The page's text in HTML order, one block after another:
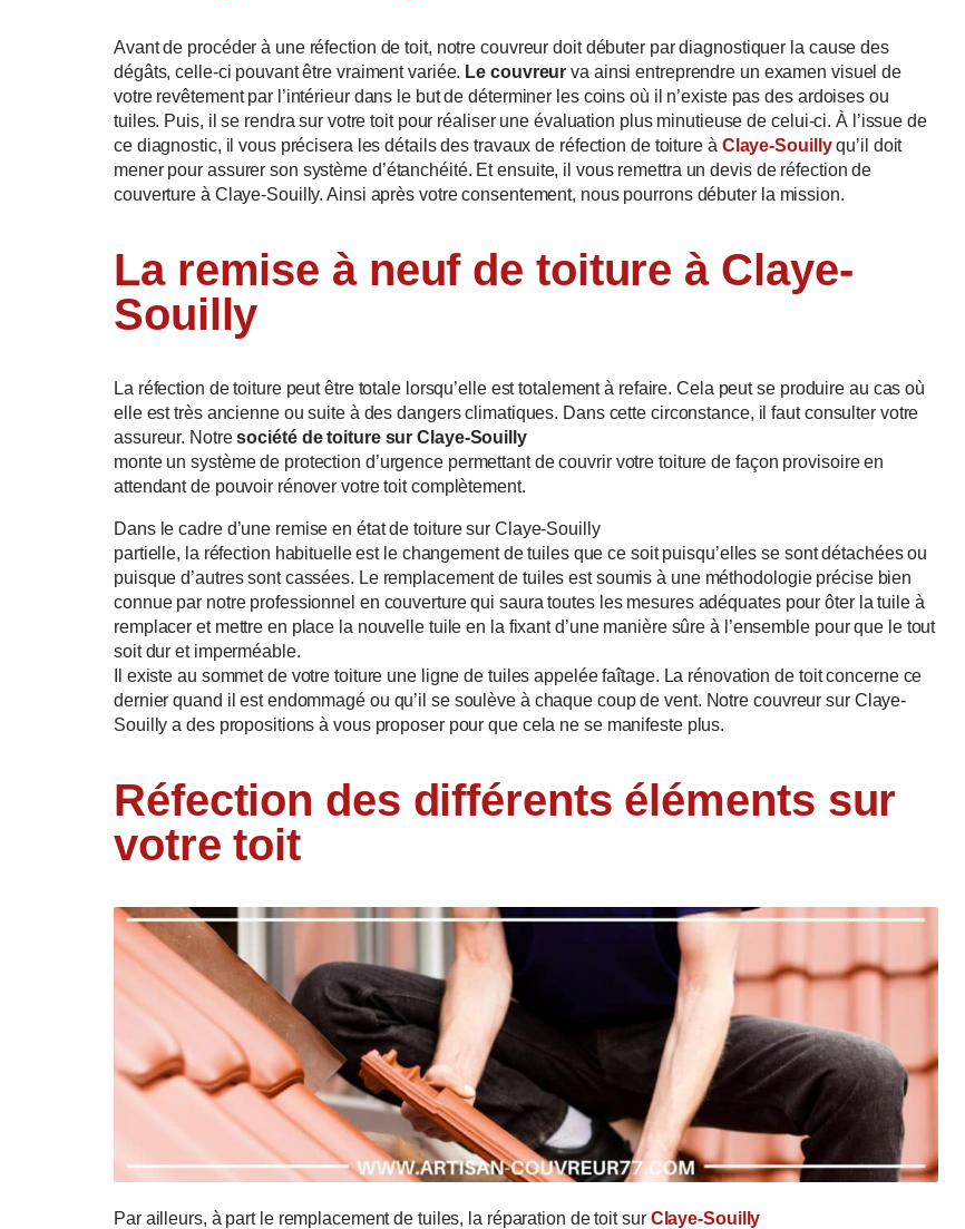
Avant de procéder à une réfection de toit, notre couvreur doit débuter par diagnostiquer la cause des
dégâts, celle-ci pouvant être vraiment variée. Le couvreur va ainsi entreprendre un examen visuel de
votre revêtement par l’intérieur dans le but de déterminer les coins où il n’existe pas des ardoises ou
tuiles. Puis, il se rendra sur votre toit pour réaliser une évaluation plus minutieuse de celui-ci. À l’issue de
ce diagnostic, il vous précisera les détails des travaux de réfection de toiture à Claye-Souillyqu’il doit
mener pour assurer son système d’étanchéité. Et ensuite, il vous remettra un devis de réfection de
couverture à Claye-Souilly. Ainsi après votre consentement, nous pourrons débuter la mission.
La remise à neuf de toiture à Claye-
Souilly
La réfection de toiture peut être totale lorsqu’elle est totalement à refaire. Cela peut se produire au cas où
elle est très ancienne ou suite à des dangers climatiques. Dans cette circonstance, il faut consulter votre
assureur. Notresociété de toiture sur Claye-Souilly
monte un système de protection d’urgence permettant de couvrir votre toiture de façon provisoire en
attendant de pouvoir rénover votre toit complètement.
Dans le cadre d’une remise en état de toiture sur Claye-Souilly
partielle, la réfection habituelle est le changement de tuiles que ce soit puisqu’elles se sont détachées ou
puisque d’autres sont cassées. Le remplacement de tuiles est soumis à une méthodologie précise bien
connue par notre professionnel en couverture qui saura toutes les mesures adéquates pour ôter la tuile à
remplacer et mettre en place la nouvelle tuile en la fixant d’une manière sûre à l’ensemble pour que le tout
soit dur et imperméable.
Il existe au sommet de votre toiture une ligne de tuiles appelée faîtage. La rénovation de toit concerne ce
dernier quand il est endommagé ou qu’il se soulève à chaque coup de vent. Notre couvreur sur Claye-
Souilly a des propositions à vous proposer pour que cela ne se manifeste plus.
Réfection des différents éléments sur
votre toit
Par ailleurs, à part le remplacement de tuiles, la réparation de toit sur Claye-Souilly
ON VOUS RAPPELLE
ME FAIRE RAPPELER
Disponible Lundi - Dimanche: 8H - 20H
01 86 65 70 63